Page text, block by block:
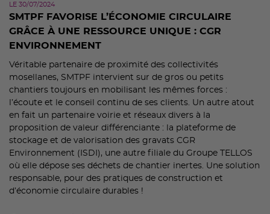
LE 30/07/2024
SMTPF FAVORISE L’ÉCONOMIE CIRCULAIRE
GRÂCE À UNE RESSOURCE UNIQUE : CGR
ENVIRONNEMENT
Véritable partenaire de proximité des collectivités
mosellanes, SMTPF intervient sur de gros ou petits
chantiers toujours en mobilisant les mêmes forces :
l’écoute et le conseil continu de ses clients. Un autre atout
en fait un partenaire voirie et réseaux divers à la
proposition de valeur différenciante : la plateforme de
stockage et de valorisation des gravats CGR
Environnement (ISDI), une autre filiale du Groupe TELLOS
où elle dépose ses déchets de chantier inertes. Une solution
responsable, pour des pratiques de construction et
d’économie circulaire durables !